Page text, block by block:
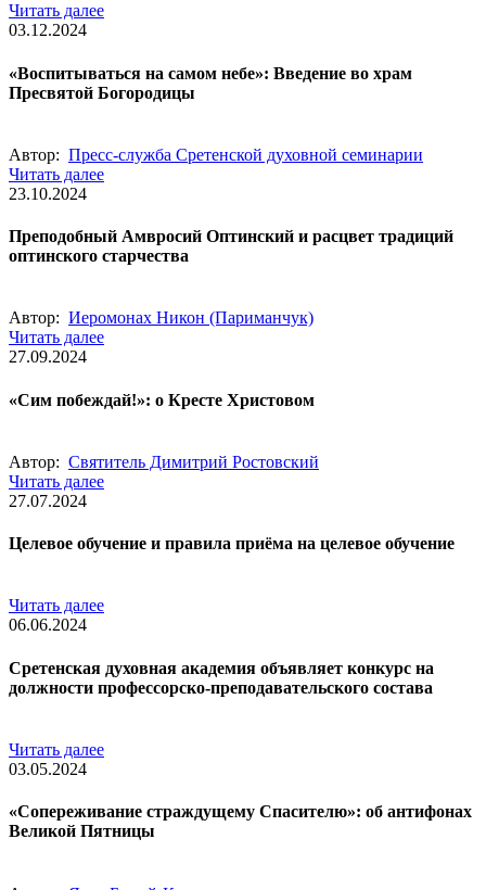
Читать далее
03.12.2024
«Воспитываться на самом небе»: Введение во храм
Пресвятой Богородицы
Автор: Пресс-служба Сретенской духовной семинарии
Читать далее
23.10.2024
Преподобный Амвросий Оптинский и расцвет традиций
оптинского старчества
Автор: Иеромонах Никон (Париманчук)
Читать далее
27.09.2024
«Сим побеждай!»: о Кресте Христовом
Автор: Святитель Димитрий Ростовский
Читать далее
27.07.2024
Целевое обучение и правила приёма на целевое обучение
Читать далее
06.06.2024
Сретенская духовная академия объявляет конкурс на
должности профессорско-преподавательского состава
Читать далее
03.05.2024
«Сопереживание страждущему Спасителю»: об антифонах
Великой Пятницы